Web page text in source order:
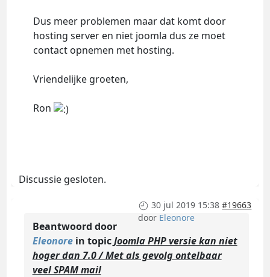
Dus meer problemen maar dat komt door
hosting server en niet joomla dus ze moet
contact opnemen met hosting.
Vriendelijke groeten,
Ron
Discussie gesloten.
30 jul 2019 15:38 #19663
door Eleonore
Beantwoord door
Eleonorein topicJoomla PHP versie kan niet
hoger dan 7.0 / Met als gevolg ontelbaar
veel SPAM mail